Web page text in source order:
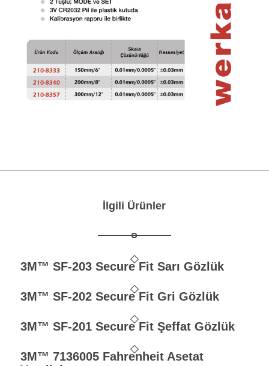
İlgili Ürünler
3M™ SF-203 Secure Fit Sarı Gözlük
3M™ SF-202 Secure Fit Gri Gözlük
3M™ SF-201 Secure Fit Şeffat Gözlük
3M™ 7136005 Fahrenheit Asetat